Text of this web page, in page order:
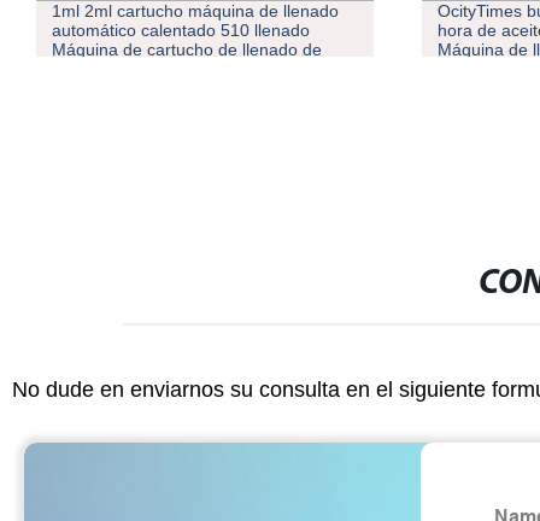
OcityTimes buen Precio 3000pcs por
hora de aceite grueso vaina VAPE
Máquina de llenado
Máquina de
rosca 510
No dude en enviarnos su consulta en el siguiente